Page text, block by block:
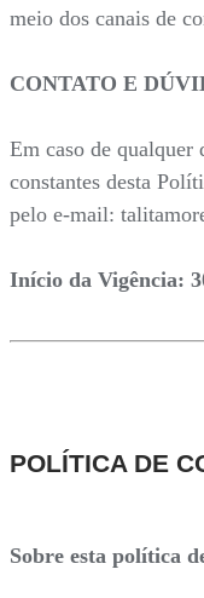
meio dos canais de
CONTATO E
Em caso de qualquer
constantes desta
pelo e-mail:
Início da Vigência:
POLÍTICA DE
Sobre esta política